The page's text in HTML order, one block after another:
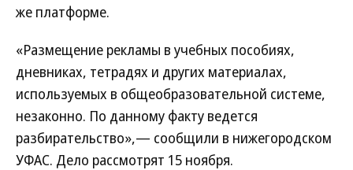
же платформе.
«Размещение рекламы в учебных пособиях,
дневниках, тетрадях и других материалах,
используемых в общеобразовательной системе,
незаконно. По данному факту ведется
разбирательство»,— сообщили в нижегородском
УФАС. Дело рассмотрят 15 ноября.